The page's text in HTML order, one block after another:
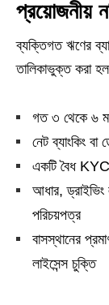
প্রয়োজনীয়
ব্যক্তিগত ঋণের
তালিকাভুক্ত করা
গত ৩ থেকে ৬
নেট ব্যাংকিং বা
একটি বৈধ KYC
আধার, ড্রাইভিং
পরিচয়পত্র
বাসস্থানের
লাইসেন্স চুক্তি